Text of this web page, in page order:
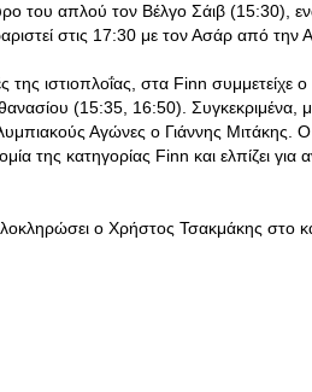
του απλού τον Βέλγο Σάιβ (15:30),
στις 17:30 με τον Ασάρ από την
της ιστιοπλοΐας, στα Finn
(15:35, 16:50). Συγκεκριμένα,
Αγώνες ο Γιάννης Μιτάκης. Ο
της κατηγορίας Finn και ελπίζει για
ο Χρήστος Τσακμάκης στο